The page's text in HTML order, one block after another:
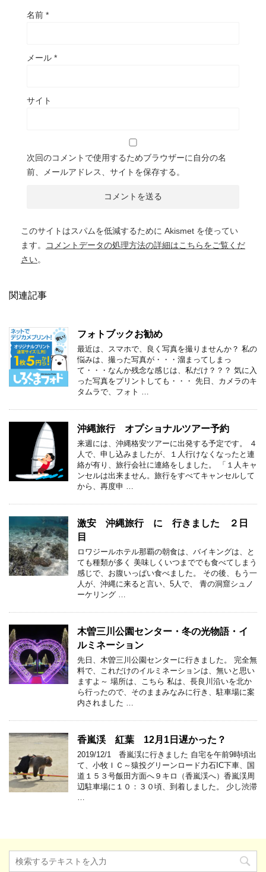
名前 *
メール *
サイト
次回のコメントで使用するためブラウザーに自分の名
前、メールアドレス、サイトを保存する。
このサイトはスパムを低減するために Akismet を使ってい
ます。
コメントデータの処理方法の詳細はこちらをご覧くだ
さい。
関連記事
フォトブックお勧め
最近は、スマホで、良く写真を撮りませんか？ 私の
悩みは、撮った写真が・・・溜まってしまっ
て・・・なんか残念な感じは、私だけ？？？ 気に入
った写真をプリントしても・・・ 先日、カメラのキ
タムラで、フォト …
沖縄旅行 オプショナルツアー予約
来週には、沖縄格安ツアーに出発する予定です。 ４
人で、申し込みましたが、１人行けなくなったと連
絡が有り、旅行会社に連絡をしました。 「１人キャ
ンセルは出来ません。旅行をすべてキャンセルして
から、再度申 …
激安 沖縄旅行 に 行きました ２日
目
ロワジールホテル那覇の朝食は、バイキングは、と
ても種類が多く 美味しくいつまででも食べてしまう
感じで、お腹いっぱい食べました。 その後、もう一
人が、沖縄に来ると言い、5人で、 青の洞窟シュノ
ーケリング …
木曽三川公園センター・冬の光物語・イ
ルミネーション
先日、木曽三川公園センターに行きました。 完全無
料で、これだけのイルミネーションは、無いと思い
ますよ～ 場所は、こちら 私は、長良川沿いを北か
ら行ったので、そのままみなみに行き、駐車場に案
内されました …
香嵐渓 紅葉 12月1日遅かった？
2019/12/1 香嵐渓に行きました 自宅を午前9時頃出
て、小牧ＩＣ～猿投グリーンロード力石IC下車、国
道１５３号飯田方面へ９キロ（香嵐渓へ）香嵐渓周
辺駐車場に１０：３０頃、到着しました。 少し渋滞
…